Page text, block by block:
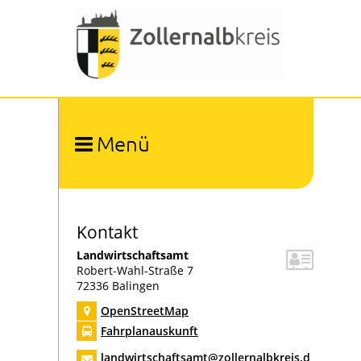
Menü
Organigramm
Abfallwirtschaft
Bevölkerungsschutz
Bildung
Digitalisierung
Forstamt
Gesundheitsamt
Kontakt
Landwirtschaftsamt
Robert-Wahl-Straße 7
72336 Balingen
OpenStreetMap
Fahrplanauskunft
landwirtschaftsamt@zollernalbkreis.d